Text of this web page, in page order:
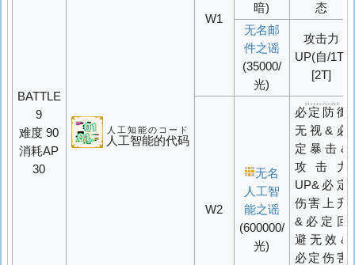
BATTLE
9
难度 90
消耗AP
30
人工智能的代码
人工知能のコード
W1
暗)
态
无名邮
件之谣
(35000/
光)
攻击力
UP(自/1T)
[2T]
W2
无名
人工智
能之谣
(600000/
光)
必定防御
无视&必
定 暴击 &
攻击力
UP&必定
伤害上升
&必定回
避无效&
必定伤害